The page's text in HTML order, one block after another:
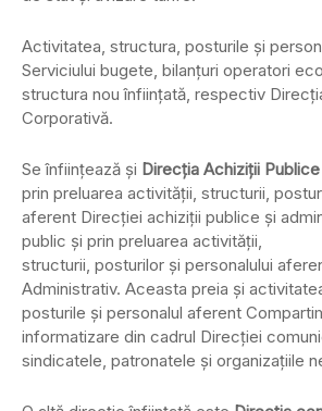
Activitatea, structura, posturile şi
Serviciului bugete, bilanţuri operatori
structura nou înfiinţată, respectiv
Corporativă.
Se înfiinţează şi Direcţia Achiziţii
prin preluarea activităţii, structurii,
aferent Direcţiei achiziţii publice şi
public şi prin preluarea activităţii,
structurii, posturilor şi personalului
Administrativ. Aceasta preia şi
posturile şi personalul aferent
informatizare din cadrul Direcţiei
sindicatele, patronatele şi organizaţiile